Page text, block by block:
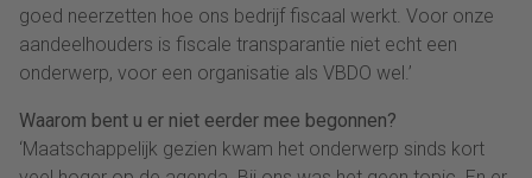
goed neerzetten hoe ons bedrijf fiscaal werkt. Voor onze
aandeelhouders is fiscale transparantie niet echt een
onderwerp, voor een organisatie als VBDO wel.’
Waarom bent u er niet eerder mee begonnen?
‘Maatschappelijk gezien kwam het onderwerp sinds kort